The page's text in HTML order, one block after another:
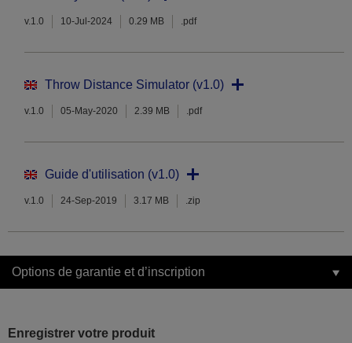
v.1.0 10-Jul-2024 0.29 MB .pdf
Throw Distance Simulator (v1.0)
v.1.0 05-May-2020 2.39 MB .pdf
Guide d'utilisation (v1.0)
v.1.0 24-Sep-2019 3.17 MB .zip
Options de garantie et d’inscription
Enregistrer votre produit